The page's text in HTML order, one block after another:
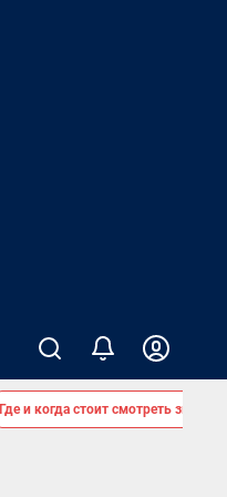
Где и когда стоит смотреть